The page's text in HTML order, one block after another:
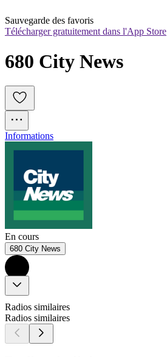
Sauvegarde des favoris
Télécharger gratuitement dans l'App Store
680 City News
Informations
En cours
680 City News
Radios similaires
Radios similaires